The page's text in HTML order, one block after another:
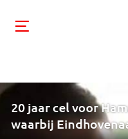
20 jaar cel voor
waarbij